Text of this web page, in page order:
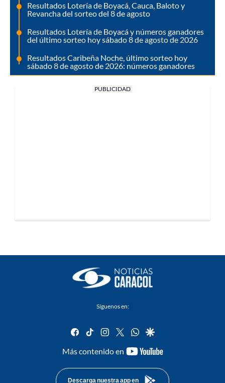
Resultados Lotería de Boyacá, Cauca, Baloto y
Revancha del sorteo del 8 de agosto
Resultados Lotería de Boyacá y números ganadores
del último sorteo hoy sábado 8 de agosto de 2026
Resultados Caribeña Noche, último sorteo hoy
sábado 8 de agosto de 2026: números ganadores
PUBLICIDAD
Síguenos en:
facebook
tiktok instagram
twitterwhatsapp
google
Más contenido en
youtube-
Descarga nuestra app en